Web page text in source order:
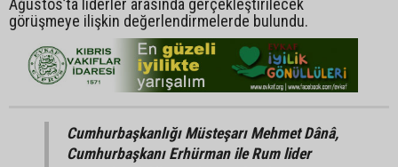
Ağustos’ta liderler arasında gerçekleştirilecek
görüşmeye ilişkin değerlendirmelerde bulundu.
Cumhurbaşkanlığı Müsteşarı Mehmet Dânâ,
Cumhurbaşkanı Erhürman ile Rum lider